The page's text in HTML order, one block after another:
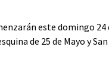
este domingo 24
de 25 de Mayo y